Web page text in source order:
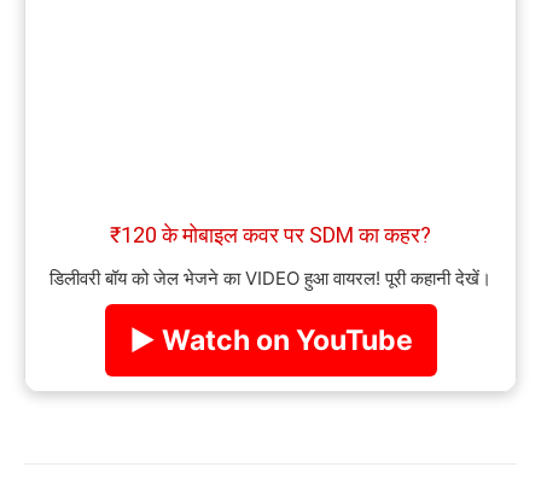
₹120 के मोबाइल कवर पर SDM का कहर?
डिलीवरी बॉय को जेल भेजने का VIDEO हुआ वायरल! पूरी कहानी देखें।
▶ Watch on YouTube